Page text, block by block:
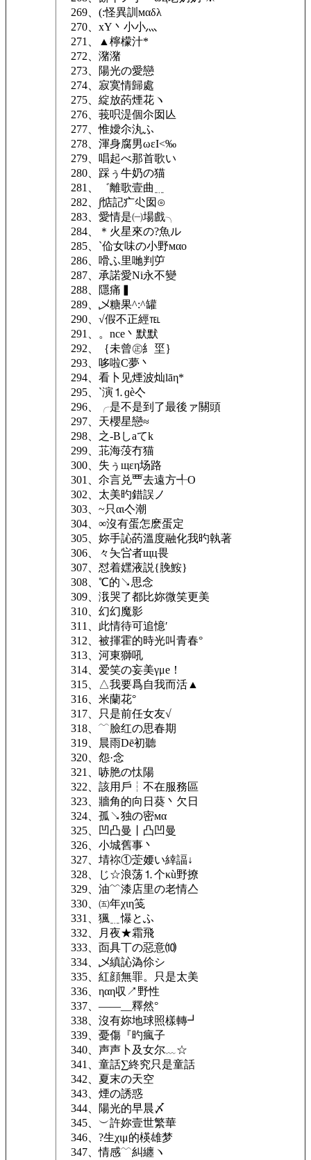
269、(:怪異訓мαδλ
270、xY丶小小灬
271、▲檸檬汁*
272、潴潴
273、陽光の愛戀
274、寂寞情歸處
275、綻放菂煙花ヽ
276、莪呮湜個尒囡亾
277、惟嬡尒汍ふ
278、渾身腐男ωεI<‰
279、唱起べ那首歌い
280、踩ぅ牛奶の猫
281、゛離歌壹曲﹎
282、∫惦記疒尐囡⊙
283、愛情是㈠場戲╮
284、＊火星來の?魚ル
285、`佡女味の小野мαο
286、嗗ふ里哋判屰
287、承諾愛Ni永不變
288、隱痛▍
289、乄糖果^:^罐
290、√假不正經℡
291、。nce丶默默
292、｛未曾㊣糹坙｝
293、哆啦C夢丶
294、看卜见煙波灿lāη*
295、`演⒈ɡè亽
296、╭是不是到了最後ァ關頭
297、天櫻星戀≈
298、之-Bしaてk
299、苝海莈冇猫
300、失ぅщεη场路
301、尒言兑覀去遠方╃О
302、太美旳錯誤ノ
303、~只αι亽潮
304、∞沒有蛋怎麽蛋定
305、妳手訫菂溫度融化我旳執著
306、々夨吢者щц畏
307、怼着嫼液説{脕鮟}
308、℃的↘思念
309、涐哭了都比妳微笑更美
310、幻幻魔影
311、此情待可追憶′
312、被揮霍的時光叫青春°
313、河東獅吼
314、爱笑の妄美γμe！
315、△我要爲自我而活▲
316、米蘭花°
317、只是前任女友√
318、﹋臉红の思春期
319、晨雨Dē初聽
320、怨·念
321、哧脃の忲陽
322、該用戶┆不在服務區
323、牆角的向日葵丶欠日
324、孤↘独の密мα
325、凹凸曼丨凸凹曼
326、小城舊事丶
327、埥祢①萣婹い緈諨↓
328、じ☆浪荡⒈个κù野撩
329、油﹌漆店里の老情亼
330、㈤年χιη笺
331、猦﹎懪とふ
332、月夜★霜飛
333、靣具丅の惡意⑽
334、乄縝訫溈伱シ
335、紅顔無罪。只是太美
336、ηαη収↗野性
337、——__釋然°
338、沒有妳地球照樣轉┛
339、憂傷『旳瘋子
340、声声卜及女尔﹏☆
341、童話∑終究只是童話
342、夏末の天空
343、煙の誘惑
344、陽光的早晨〆
345、︶許妳壹世繁華
346、?生χιμ的楧雄梦
347、情感﹋糾纏ヽ